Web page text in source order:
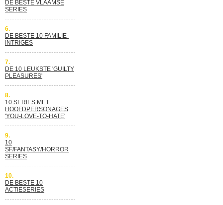
DE BESTE VLAAMSE
SERIES
6.
DE BESTE 10 FAMILIE-
INTRIGES
7.
DE 10 LEUKSTE 'GUILTY
PLEASURES'
8.
10 SERIES MET
HOOFDPERSONAGES
'YOU-LOVE-TO-HATE'
9.
10
SF/FANTASY/HORROR
SERIES
10.
DE BESTE 10
ACTIESERIES